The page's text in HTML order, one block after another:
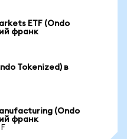
ETF (Ondo
франк
Tokenized) в
(Ondo
франк